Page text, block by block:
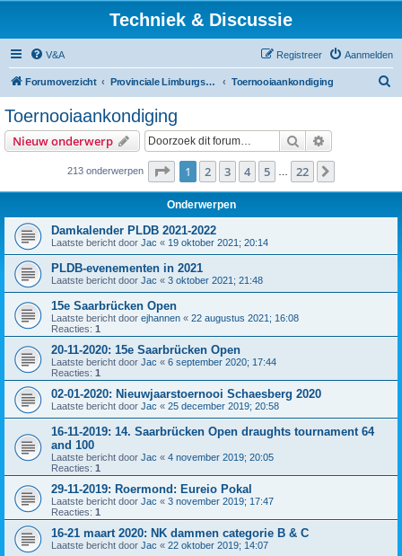
Techniek & Discussie
V&A Aanmelden
Registreer
Forumoverzicht Provinciale Limburgse Dambond Toernooiaankondiging
Toernooiaankondiging
Nieuw onderwerp Zoek
213 onderwerpen Pagina van 22
1 2 3 4 5 22
Onderwerpen
Damkalender PLDB 2021-2022
Laatste bericht door Jac « 19 oktober 2021; 20:14
PLDB-evenementen in 2021
Laatste bericht door Jac « 3 oktober 2021; 21:48
15e Saarbrücken Open
Laatste bericht door ejhannen « 22 augustus 2021; 16:08
Reacties: 1
20-11-2020: 15e Saarbrücken Open
Laatste bericht door Jac « 6 september 2020; 17:44
Reacties: 1
02-01-2020: Nieuwjaarstoernooi Schaesberg 2020
Laatste bericht door Jac « 25 december 2019; 20:58
16-11-2019: 14. Saarbrücken Open draughts tournament 64
and 100
Laatste bericht door Jac « 4 november 2019; 20:05
Reacties: 1
29-11-2019: Roermond: Eureio Pokal
Laatste bericht door Jac « 3 november 2019; 17:47
Reacties: 1
16-21 maart 2020: NK dammen categorie B & C
Laatste bericht door Jac « 22 oktober 2019; 14:07